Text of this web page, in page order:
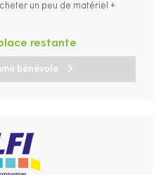
un peu de matériel +
bénévole
restante